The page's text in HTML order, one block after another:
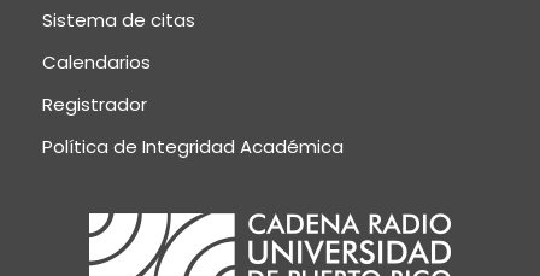
Sistema de citas
Calendarios
Registrador
Política de Integridad Académica